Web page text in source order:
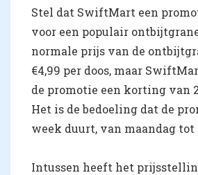
Stel dat SwiftMart een
voor een populair
normale prijs van de
€4,99 per doos, maar
de promotie een korting van
Het is de bedoeling dat de
week duurt, van maandag tot
Intussen heeft het